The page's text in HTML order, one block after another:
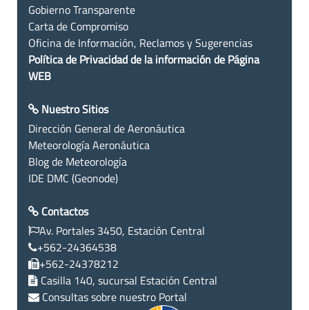
Gobierno Transparente
Carta de Compromiso
Oficina de Información, Reclamos y Sugerencias
Política de Privacidad de la información de Página
WEB
Nuestro Sitios
Dirección General de Aeronáutica
Meteorología Aeronáutica
Blog de Meteorología
IDE DMC (Geonode)
Contactos
Av. Portales 3450, Estación Central
+562-24364538
+562-24378212
Casilla 140, sucursal Estación Central
Consultas sobre nuestro Portal